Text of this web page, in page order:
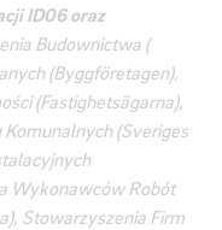
ID06 oraz
Budownictwa (
(Byggföretagen),
(Fastighetsägarna),
(Sveriges
Wykonawców Robót
Stowarzyszenia Firm